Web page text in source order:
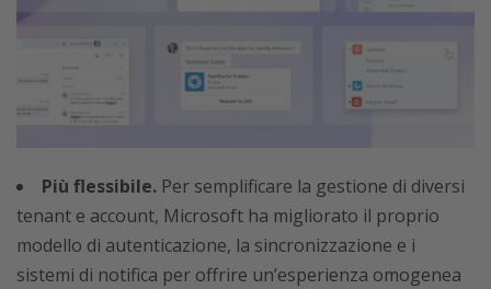
Più flessibile. Per semplificare la gestione di diversi
tenant e account, Microsoft ha migliorato il proprio
modello di autenticazione, la sincronizzazione e i
sistemi di notifica per offrire un’esperienza omogenea